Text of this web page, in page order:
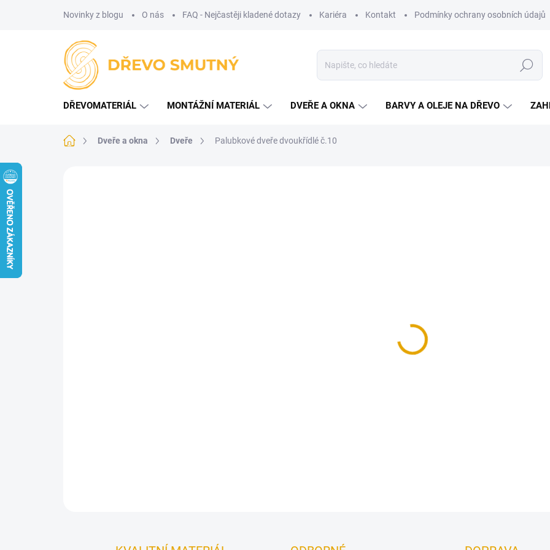
Novinky z blogu O nás FAQ - Nejčastěji kladené dotazy Kariéra Kontakt Podmínky ochrany osobních údajů
Hledat
DŘEVOMATERIÁL MONTÁŽNÍ MATERIÁL DVEŘE A OKNA BARVY A OLEJE NA DŘEVO
Domů Dveře a okna Dveře Palubkové dveře dvoukřídlé č.10
ROZDĚLENÍ